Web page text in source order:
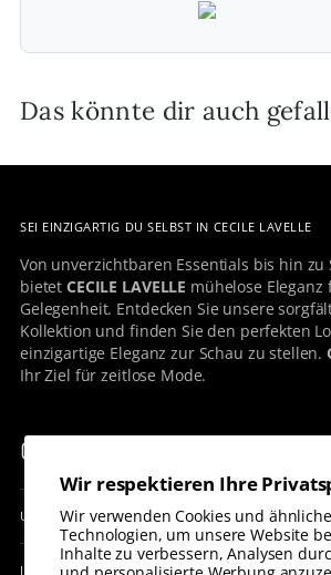
Wir respektieren Ihre
Wir verwenden Cookies und ähnliche
Technologien, um unsere Website
Inhalte zu verbessern, Analysen
Das könnte dir auch
SEI EINZIGARTIG DU SELBST IN CECILE LAVELLE
Von unverzichtbaren Essentials bis hin zu
bietetCECILE LAVELLE mühelose Eleganz
Gelegenheit. Entdecken Sie unsere
Kollektion und finden Sie den perfekten
einzigartige Eleganz zur Schau zu stellen.
Ihr Ziel für zeitlose Mode.
UNSERE RICHTLINIEN
INFORMATION